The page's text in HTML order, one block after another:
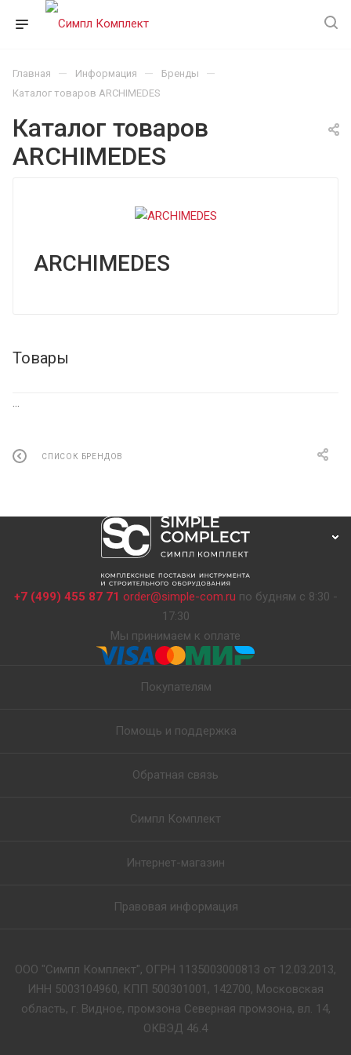
Главная — Информация — Бренды —
Каталог товаров ARCHIMEDES
Каталог товаров
ARCHIMEDES
ARCHIMEDES
Товары
СПИСОК БРЕНДОВ
+7 (499) 455 87 71 order@simple-com.ru по будням с 8:30 -
17:30
Мы принимаем к оплате
Покупателям
Помощь и поддержка
Обратная связь
Симпл Комплект
Интернет-магазин
Правовая информация
ООО "Симпл Комплект", ОГРН 1135003000813 от 12.03.2013,
ИНН 5003104960, КПП 500301001, 142700, Московская
область, г. Видное, промзона Северная промзона, вл. 14,
ОКВЭД 46.4